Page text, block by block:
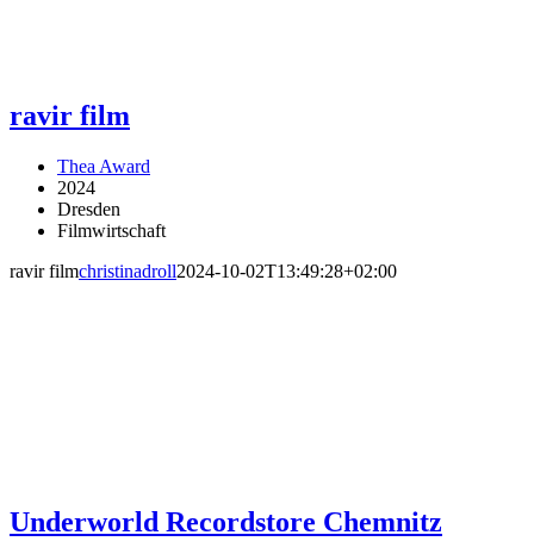
ravir film
Thea Award
2024
Dresden
Filmwirtschaft
ravir filmchristinadroll2024-10-02T13:49:28+02:00
Underworld Recordstore Chemnitz